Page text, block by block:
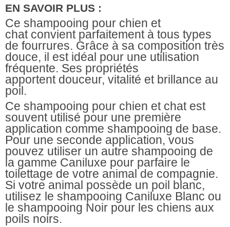
EN SAVOIR PLUS :
Ce shampooing pour chien et
chatconvient parfaitement à tous types
de fourrures. Grâce à sa composition très
douce, il est idéal pour une utilisation
fréquente. Ses propriétés
apportent douceur, vitalité et brillance au
poil.
Ce shampooing pour chien et chatest
souvent utilisé pour une première
application comme shampooing de base.
Pour une seconde application, vous
pouvez utiliser un autre shampooing de
la gamme Caniluxe pour parfaire le
toilettage de votre animal de compagnie.
Si votre animal possède un poil blanc,
utilisez le shampooing Caniluxe Blanc ou
le shampooing Noir pour les chiens aux
poils noirs.